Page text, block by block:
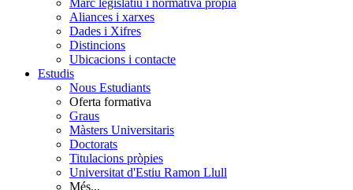
Aliances i xarxes
Dades i Xifres
Distincions
Ubicacions i contacte
Estudis
Nous Estudiants
Oferta formativa
Graus
Màsters Universitaris
Doctorats
Titulacions pròpies
Universitat d'Estiu Ramon Llull
Més...